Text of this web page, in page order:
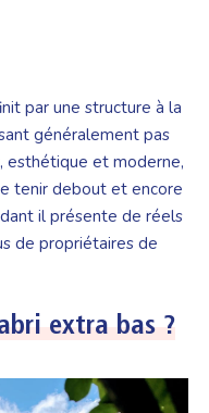
par une structure à la
généralement pas
esthétique et moderne,
tenir debout et encore
il présente de réels
de propriétaires de
extra bas ?